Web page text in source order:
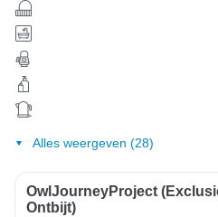
Alles weergeven (28)
OwlJourneyProject
Ontbijt)